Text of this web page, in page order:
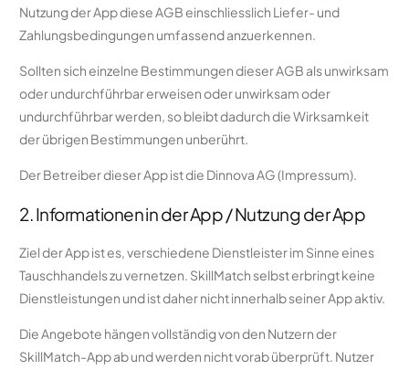
Nutzung der App diese AGB einschliesslich Liefer- und
Zahlungsbedingungen umfassend anzuerkennen.
Sollten sich einzelne Bestimmungen dieser AGB als unwirksam
oder undurchführbar erweisen oder unwirksam oder
undurchführbar werden, so bleibt dadurch die Wirksamkeit
der übrigen Bestimmungen unberührt.
Der Betreiber dieser App ist die Dinnova AG (Impressum).
2. Informationen in der App / Nutzung der App
Ziel der App ist es, verschiedene Dienstleister im Sinne eines
Tauschhandels zu vernetzen. SkillMatch selbst erbringt keine
Dienstleistungen und ist daher nicht innerhalb seiner App aktiv.
Die Angebote hängen vollständig von den Nutzern der
SkillMatch-App ab und werden nicht vorab überprüft. Nutzer